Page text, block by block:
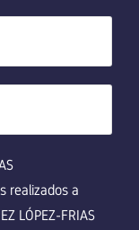
realizados a
LÓPEZ-FRIAS